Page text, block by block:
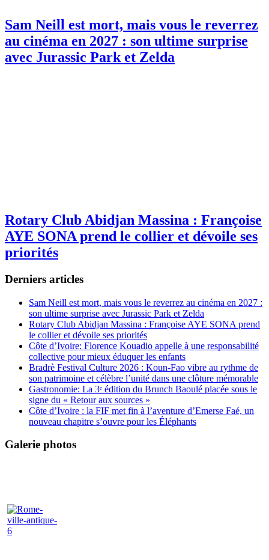
Sam Neill est mort, mais vous le reverrez
au cinéma en 2027 : son ultime surprise
avec Jurassic Park et Zelda
Rotary Club Abidjan Massina : Françoise
AYE SONA prend le collier et dévoile ses
priorités
Derniers articles
Sam Neill est mort, mais vous le reverrez au cinéma en 2027 :
son ultime surprise avec Jurassic Park et Zelda
Rotary Club Abidjan Massina : Françoise AYE SONA prend
le collier et dévoile ses priorités
Côte d’Ivoire: Florence Kouadio appelle à une responsabilité
collective pour mieux éduquer les enfants
Bradrè Festival Culture 2026 : Koun-Fao vibre au rythme de
son patrimoine et célèbre l’unité dans une clôture mémorable
Gastronomie: La 3ᵉ édition du Brunch Baoulé placée sous le
signe du « Retour aux sources »
Côte d’Ivoire : la FIF met fin à l’aventure d’Emerse Faé, un
nouveau chapitre s’ouvre pour les Éléphants
Galerie photos